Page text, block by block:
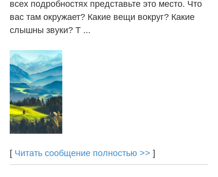
всех подробностях представьте это место. Что
вас там окружает? Какие вещи вокруг? Какие
слышны звуки? Т ...
[ Читать сообщение полностью >> ]